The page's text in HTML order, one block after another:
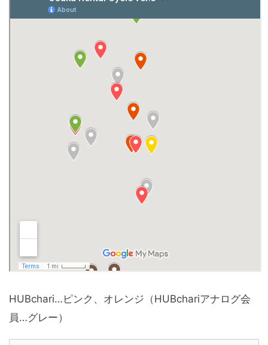
HUBchari…ピンク、オレンジ（HUBchariアナログ会
員…グレー）